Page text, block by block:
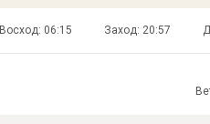
Восход: 06:15 Заход: 20:57